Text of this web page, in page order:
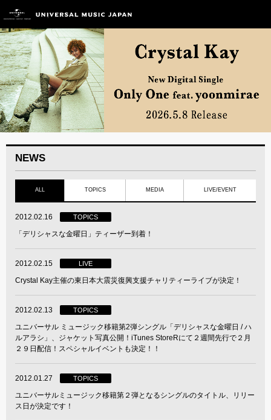
NEWS
ALL TOPICS MEDIA LIVE/EVENT
2012.02.16 TOPICS
「デリシャスな金曜日」ティーザー到着！
2012.02.15 LIVE
Crystal Kay主催の東日本大震災復興支援チャリティーライブが決定！
2012.02.13 TOPICS
ユニバーサル ミュージック移籍第2弾シングル「デリシャスな金曜日 / ハ
ルアラシ」、ジャケット写真公開！iTunes StoreRにて２週間先行で２月
２９日配信！スペシャルイベントも決定！！
2012.01.27 TOPICS
ユニバーサルミュージック移籍第２弾となるシングルのタイトル、リリー
ス日が決定です！